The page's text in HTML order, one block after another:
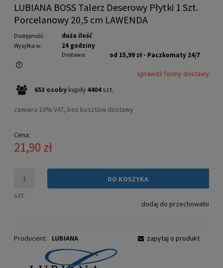
LUBIANA BOSS Talerz Deserowy Płytki 1 Szt.
Porcelanowy 20,5 cm LAWENDA
Dostępność: duża ilość
Wysyłka w: 24 godziny
Dostawa: od 15,99 zł - Paczkomaty 24/7
Cena nie zawiera ewentualnych kosztów płatności
sprawdź formy dostawy
653 osoby kupiły 4404 szt.
zawiera 23% VAT, bez kosztów dostawy
Cena:
21,90 zł
szt.
DO KOSZYKA
dodaj do przechowalni
Producent: LUBIANA zapytaj o produkt